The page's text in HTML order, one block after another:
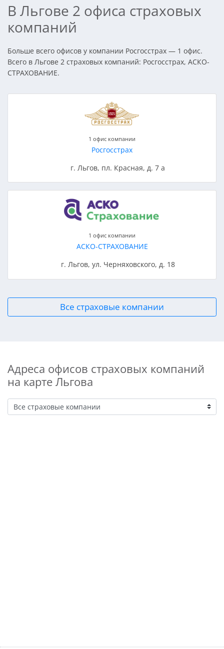
В Льгове 2 офиса страховых
компаний
Больше всего офисов у компании Росгосстрах — 1 офис.
Всего в Льгове 2 страховых компаний: Росгосстрах, АСКО-
СТРАХОВАНИЕ.
1 офис компании
Росгосстрах
г. Льгов, пл. Красная, д. 7 а
1 офис компании
АСКО-СТРАХОВАНИЕ
г. Льгов, ул. Черняховского, д. 18
Все страховые компании
Адреса офисов страховых компаний
на карте Льгова